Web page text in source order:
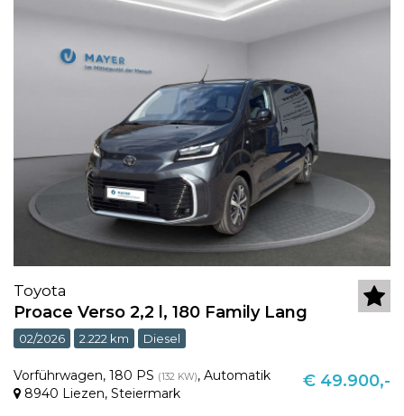
Toyota
Proace Verso 2,2 l, 180 Family Lang
02/2026 2.222 km Diesel
Vorführwagen, 180 PS (132 KW), Automatik
8940 Liezen, Steiermark
€ 49.900,-